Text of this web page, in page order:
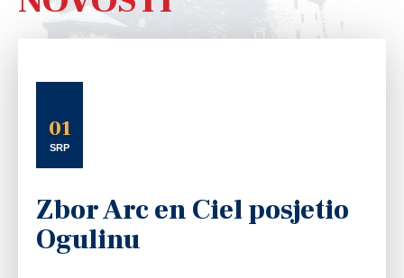
01
SRP
Zbor Arc en Ciel posjetio
Ogulinu